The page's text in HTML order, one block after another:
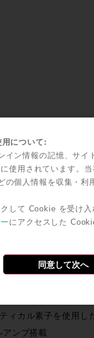
出された音楽を、
に、CL-1Bのこの
みは、DSPパワー
現実的であった
となるでしょう。
ウンドメイクに
れるはずです。
プレーヤーに脇を
。是非とも、今だ
プロセッサーとして
ィカル素子を使用し
ンプ搭載
について:
イン情報の記憶、サイ
使用されています。
個人情報を収集・利
クして Cookie を受け
にアクセスした
同意して次へ